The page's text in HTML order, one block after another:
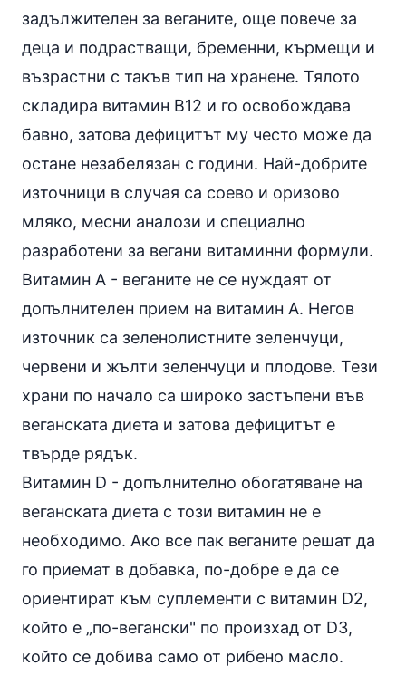
задължителен за веганите, още повече за
деца и подрастващи, бременни, кърмещи и
възрастни с такъв тип на хранене. Тялото
складира витамин В12 и го освобождава
бавно, затова дефицитът му често може да
остане незабелязан с години. Най-добрите
източници в случая са соево и оризово
мляко, месни аналози и специално
разработени за вегани витаминни формули.
Витамин A - веганите не се нуждаят от
допълнителен прием на витамин А. Негов
източник са зеленолистните зеленчуци,
червени и жълти зеленчуци и плодове. Тези
храни по начало са широко застъпени във
веганската диета и затова дефицитът е
твърде рядък.
Витамин D - допълнително обогатяване на
веганската диета с този витамин не е
необходимо. Ако все пак веганите решат да
го приемат в добавка, по-добре е да се
ориентират към суплементи с витамин D2,
който е „по-вегански" по произхад от D3,
който се добива само от рибено масло.